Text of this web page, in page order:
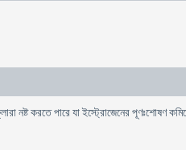
নষ্ট করতে পারে যা ইস্ট্রোজেনের